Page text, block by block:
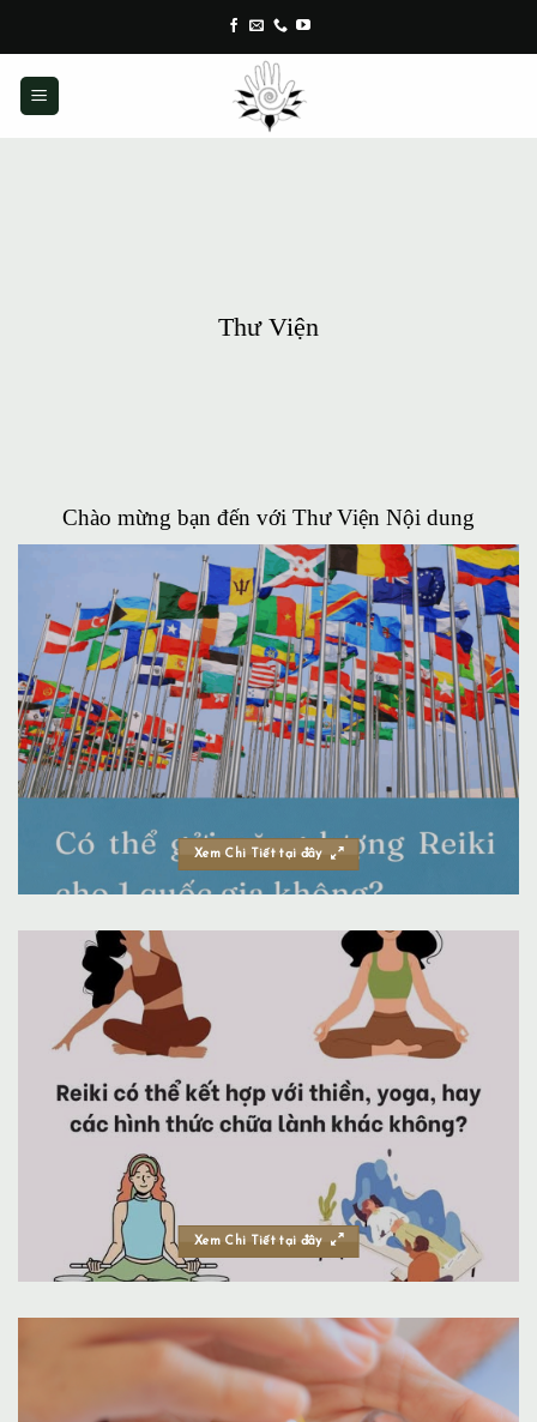
content
Thư Viện
Chào mừng bạn đến với Thư Viện Nội dung
Xem Chi Tiết tại đây
Xem Chi Tiết tại đây